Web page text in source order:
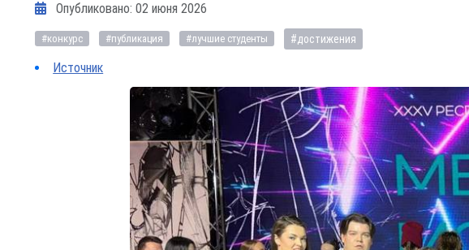
Опубликовано: 02 июня 2026
#конкурс #публикация #лучшие студенты #достижения
Источник